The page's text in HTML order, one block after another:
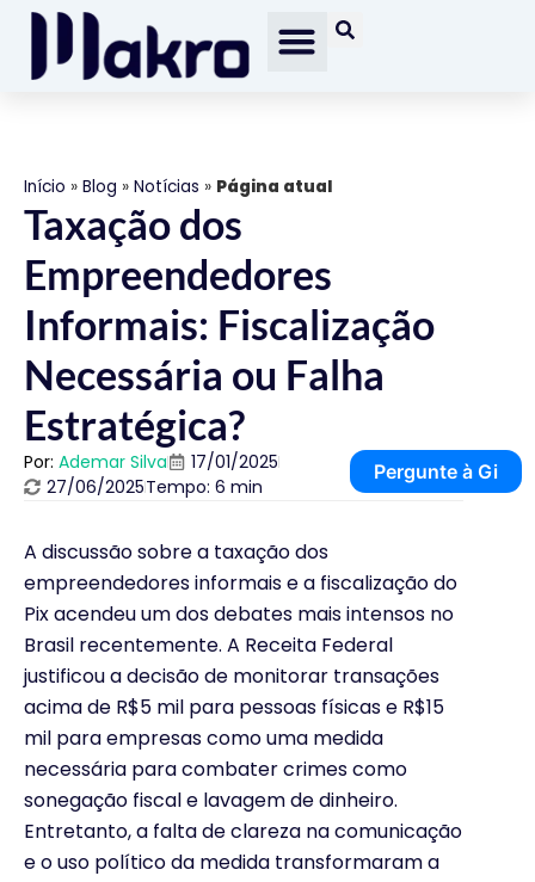
Início » Blog » Notícias » Página atual
Taxação dos
Empreendedores
Informais: Fiscalização
Necessária ou Falha
Estratégica?
Por: Ademar Silva
17/01/2025
27/06/2025Tempo: 6 min
Pergunte à Gi
A discussão sobre a taxação dos
empreendedores informais e a fiscalização do
Pix acendeu um dos debates mais intensos no
Brasil recentemente. A Receita Federal
justificou a decisão de monitorar transações
acima de R$5 mil para pessoas físicas e R$15
mil para empresas como uma medida
necessária para combater crimes como
sonegação fiscal e lavagem de dinheiro.
Entretanto, a falta de clareza na comunicação
e o uso político da medida transformaram a